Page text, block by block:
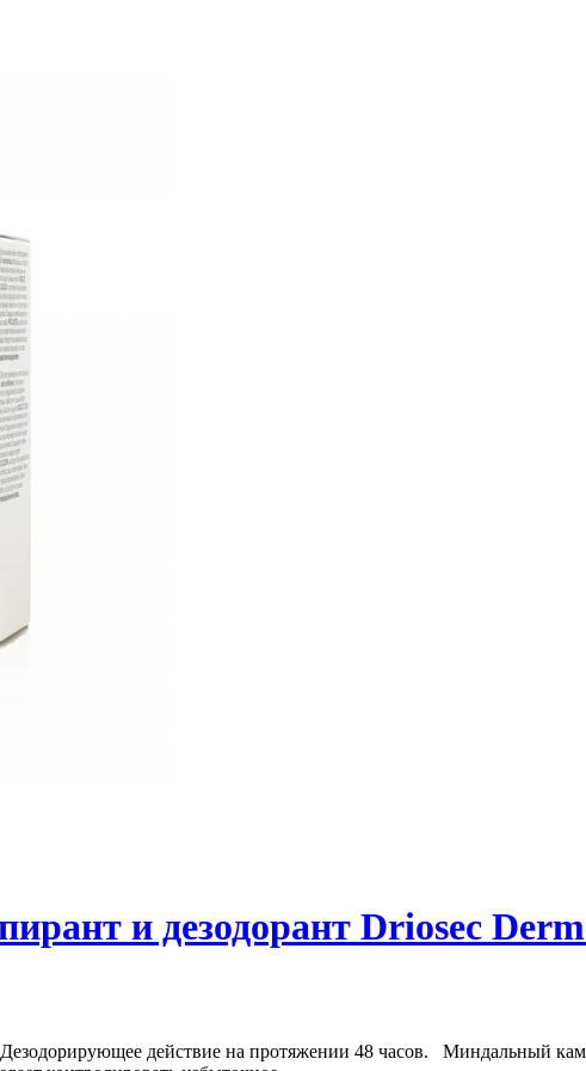
и дезодорант Driosec
действие на протяжении 48 часов. Миндальный